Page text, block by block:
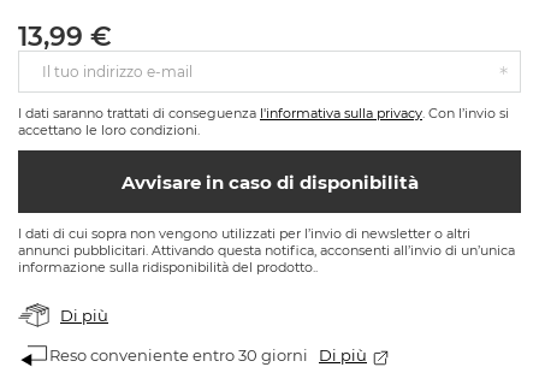
13,99 €
Il tuo indirizzo e-mail
I dati saranno trattati di conseguenza l'informativa sulla privacy. Con l’invio si
accettano le loro condizioni.
Avvisare in caso di disponibilità
I dati di cui sopra non vengono utilizzati per l’invio di newsletter o altri
annunci pubblicitari. Attivando questa notifica, acconsenti all’invio di un’unica
informazione sulla ridisponibilità del prodotto..
Di più
Reso conveniente entro 30 giorni Di più